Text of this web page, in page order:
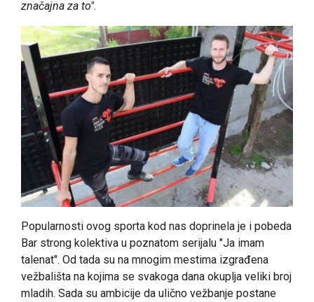
značajna za to".
Popularnosti ovog sporta kod nas doprinela je i pobeda
Bar strong kolektiva u poznatom serijalu "Ja imam
talenat". Od tada su na mnogim mestima izgrađena
vežbališta na kojima se svakoga dana okuplja veliki broj
mladih. Sada su ambicije da ulično vežbanje postane